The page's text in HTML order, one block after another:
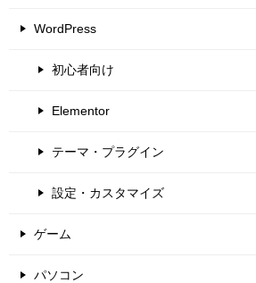
WordPress
初心者向け
Elementor
テーマ・プラグイン
設定・カスタマイズ
ゲーム
パソコン